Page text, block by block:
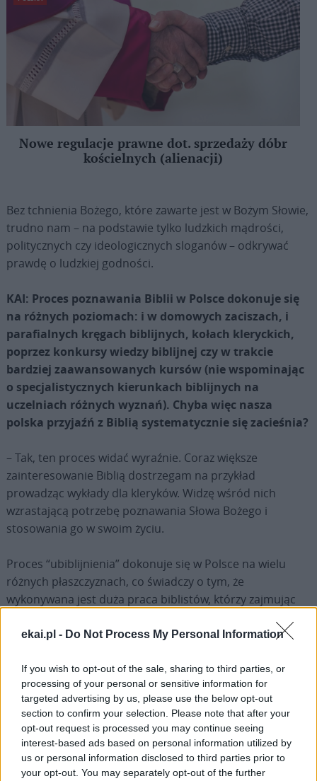
ekai.pl - Do Not Process My Personal Information
If you wish to opt-out of the sale, sharing to third parties, or
processing of your personal or sensitive information for
targeted advertising by us, please use the below opt-out
section to confirm your selection. Please note that after your
opt-out request is processed you may continue seeing
interest-based ads based on personal information utilized by
us or personal information disclosed to third parties prior to
your opt-out. You may separately opt-out of the further
Nowe regulacje prawne dot. sprzedaży dóbr
kościelnych (alienacji)
Bez tchnienia Bożego, które zawarte jest w Bożym Słowie,
trudno nam – na podstawie tylko ludzkich mądrości,
politycznych czy ideologicznych sloganów – odkrywać
prawdę o ludzkiej godności.
KAI: Proces poznawania Biblii w Polsce dokonuje się
na różnych poziomach: i w domowych zaciszach, i
parafialnych kręgach biblijnych, kołach kleryckich,
poprzez konkursy wiedzy biblijnej czy w trakcie
bardziej zaawansowanych kursów (nie wspominając
o specjalistycznych kierunkach biblijnych na
uczelniach różnych wyznań). Chyba więc nasza
polska przyjaźń z Biblią systematycznie się zacieśnia?
– Tak, ten proces widać wyraźnie. Coraz większe
zainteresowanie Biblią dostrzegam na przykład
prowadząc wykłady dla kleryków. Widzę wśród nich
wzrastającą potrzebę poznawania Słowa Bożego i
stosowania go w swoim życiu.
Proces “ubiblijnienia” dokonuje się w Polsce na wielu
różnych płaszczyznach, co świadczy o tym, że
wykonywana jest duża praca biblistów, którzy zajmując
wychodzą z tych swoich “laboratoriów”, żeby przekazać w
Bożego.
Doświadczamy też tego, że Słowo działa zwłaszcza teraz,
w czasach pandemii. Widać, jak wielką jest mocą,
pociechą dla wielu osób – odciętych od świata,
przeżywających śmierć swoich bliskich i różne trudności.
Podczas spotkań biblijnych, które prowadzę, choć twarze